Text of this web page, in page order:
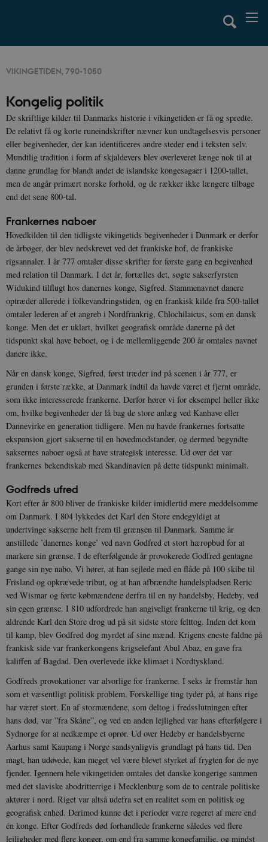
VIKINGETIDEN, 790-1050
Kongelig politik
De skriftlige kilder til Danmarks historie i vikingetiden er få og spredte.
De relativt få og korte runeindskrifter nævner kun undtagelsesvis personer
eller begivenheder, der kan identificeres andre steder end i teksten selv.
Mundtlig tradition i form af skjaldevers blev overleveret længe nok til at
danne grundlag for blandt andet de islandske kongesagaer i 1200-tallet,
men de angår primært norske forhold, og de rækker ikke længere tilbage
end det sene 800-tal.
Frankernes naboer
Hovedkilden til den tidligste vikingetids begivenheder i Danmark er derfor
de årbøger, der blev nedskrevet ved det frankiske hof, de frankiske
rigsannaler. I år 777 omtaler disse skrifter for første gang en begivenhed
med relation til Danmark. I det år, fortælles det, søgte sakserfyrsten
Widukind tilflugt hos danernes konge, Sigfred. Stammenavnet danere
optræder allerede i folkevandringstiden, og en frankisk kilde fra 500-tallet
omtaler lederen af et angreb i Nordfrankrig, Chlochilaicus, som en dansk
konge. Men det er uklart, hvilket geografisk område danerne på det
tidspunkt skal have beboet, og i de mellemliggende 200 år omtales navnet
danere ikke.
Når en dansk konge, Sigfred, først træder ind på scenen i år 777, er
grunden i første række, at Danmark indtil da havde været et fjernt område,
som ikke interesserede frankerne. Derfor hører vi for eksempel heller ikke
om, hvilke begivenheder der lå bag de store anlæg ved Kanhave eller
Dannevirke en generation tidligere. Men nu havde frankernes fortsatte
ekspansion gjort sakserne til en hovedmodstander, og dermed begyndte
saksernes naboer også at have strategisk interesse. Ud over det var
frankernes bekendtskab med Skandinavien på dette tidspunkt minimalt.
Godfreds ufred
Kort efter år 800 bliver de frankiske kilder imidlertid mere meddelsomme
om Danmark. I 804 lykkedes det Karl den Store endegyldigt at
undertvinge sakserne helt frem til grænsen til Danmark. Samme år
anstillede ’danernes konge’ ved navn Godfred et stort hæropbud for at
markere sin grænse. I de efterfølgende år provokerede Godfred gentagne
gange sin nye nabo. Vi hører, at han sejlede med en flåde på 100 skibe til
Frisland og opkrævede tribut, og at han afbrændte handelspladsen Reric
ved Wismar og førte købmændene derfra til en ny handelsby, Hedeby, ved
sin egen grænse. I 810 udfordrede han angiveligt frankerne til krig, og den
aldrende Karl den Store drog ud på sit sidste store felttog. Inden det kom
til kamp, blev Godfred dog myrdet af sine mænd. Krigens eneste faldne på
frankisk side var frankerkongens krigselefant Abul Abaz, en gave fra
kaliffen af Bagdad. Den overlevede ikke klimaet i Nordtyskland.
Godfreds provokationer var alvorlige for frankerne. I seks år fremstår han
som et væsentligt politisk problem. Forskellige ting tyder på, at hans rige
har været stort. En af stormændene, som deltog i fredsslutningen efter
hans død, var ”fra Skåne”, og ved en anden lejlighed var hans efterfølgere i
Sydnorge for at nedkæmpe et oprør. Ud over Hedeby er handelsbyerne
Aarhus samt Kaupang i Norge sandsynligvis grundlagt på hans tid. Den
magt, han udøvede, kan meget vel være blevet styrket af frygten for de nye
fjender. Igennem hele vikingetiden omtales det danske kongerige sammen
med det slaviske abodritterrige i Mecklenburg som de to centrale politiske
aktører i nord. Riget var altså udefra set en realitet som en politisk og
geografisk enhed. Derimod kunne det i perioder være regeret af mere end
én konge. Efter Godfreds død forhandlede frankerne således ved flere
lejligheder med flere konger, om end fra samme kongefamilie, og mindst